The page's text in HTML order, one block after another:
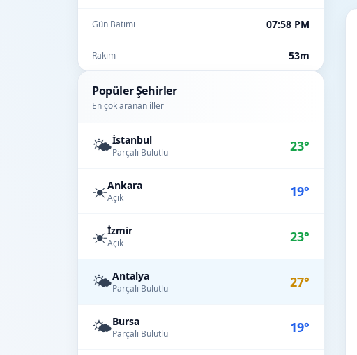
Gün Batımı 07:58 PM
Rakım 53m
Popüler Şehirler
En çok aranan iller
🌤️İstanbul
Parçalı Bulutlu 23°
☀️Ankara
Açık 19°
☀️İzmir
Açık 23°
🌤️Antalya
Parçalı Bulutlu 27°
🌤️Bursa
Parçalı Bulutlu 19°